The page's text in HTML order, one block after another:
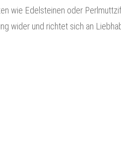
wie Edelsteinen oder
wider und richtet sich an